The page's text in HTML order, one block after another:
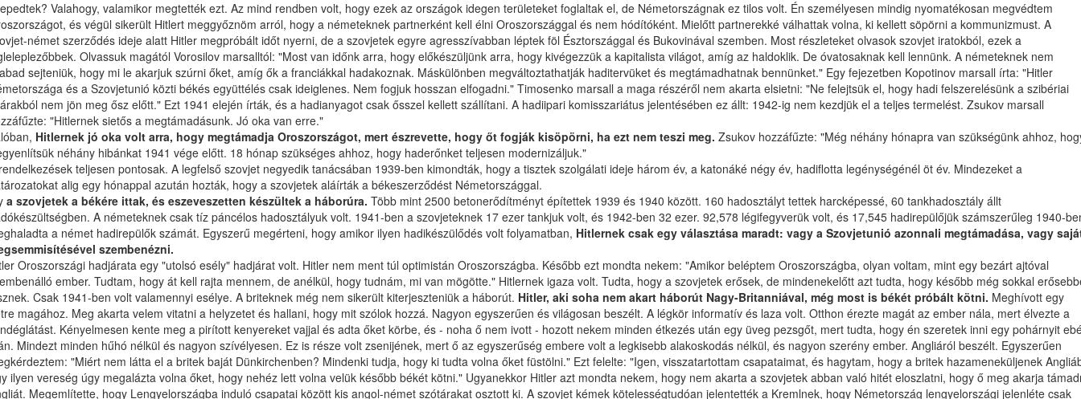
Valahogy, valamikor megtették ezt. Az mind rendben volt, hogy ezek az országok idegen területeket foglaltak el, de Németországnak ez tilos volt. Én személyesen mindig nyomatékosan megvédtem
és végül sikerült Hitlert meggyőznöm arról, hogy a németeknek partnerként kell élni Oroszországgal és nem hódítóként. Mielőtt partnerekké válhattak volna, ki kellett söpörni a kommunizmust. A
német szerződés ideje alatt Hitler megpróbált időt nyerni, de a szovjetek egyre agresszívabban léptek föl Észtországgal és Bukovinával szemben. Most részleteket olvasok szovjet iratokból, ezek a
Olvassuk magától Vorosilov marsalltól: "Most van időnk arra, hogy előkészüljünk arra, hogy kivégezzük a kapitalista világot, amíg az haldoklik. De óvatosaknak kell lennünk. A németeknek nem
sejteniük, hogy mi le akarjuk szúrni őket, amíg ők a franciákkal hadakoznak. Máskülönben megváltoztathatják haditervüket és megtámadhatnak bennünket." Egy fejezetben Kopotinov marsall írta: "Hitler
és a Szovjetunió közti békés együttélés csak ideiglenes. Nem fogjuk hosszan elfogadni." Timosenko marsall a maga részéről nem akarta elsietni: "Ne felejtsük el, hogy hadi felszerelésünk a szibériai
nem jön meg ősz előtt." Ezt 1941 elején írták, és a hadianyagot csak ősszel kellett szállítani. A hadiipari komisszariátus jelentésében ez állt: 1942-ig nem kezdjük el a teljes termelést. Zsukov marsall
"Hitlernek sietős a megtámadásunk. Jó oka van erre."
Hitlernek jó oka volt arra, hogy megtámadja Oroszországot, mert észrevette, hogy őt fogják kisöpörni, ha ezt nem teszi meg. Zsukov hozzáfűzte: "Még néhány hónapra van szükségünk ahhoz,
néhány hibánkat 1941 vége előtt. 18 hónap szükséges ahhoz, hogy haderőnket teljesen modernizáljuk."
teljesen pontosak. A legfelső szovjet negyedik tanácsában 1939-ben kimondták, hogy a tisztek szolgálati ideje három év, a katonáké négy év, hadiflotta legénységénél öt év. Mindezeket a
alig egy hónappal azután hozták, hogy a szovjetek aláírták a békeszerződést Németországgal.
a szovjetek a békére ittak, és eszeveszetten készültek a háborúra. Több mint 2500 betonerődítményt építettek 1939 és 1940 között. 160 hadosztályt tettek harcképessé, 60 tankhadosztály állt
A németeknek csak tíz páncélos hadosztályuk volt. 1941-ben a szovjeteknek 17 ezer tankjuk volt, és 1942-ben 32 ezer. 92,578 légifegyverük volt, és 17,545 hadirepülőjük számszerűleg 1940-
a német hadirepülők számát. Egyszerű megérteni, hogy amikor ilyen hadikészülődés volt folyamatban, Hitlernek csak egy választása maradt: vagy a Szovjetunió azonnali megtámadása, vagy
szembenézni.
Oroszországi hadjárata egy "utolsó esély" hadjárat volt. Hitler nem ment túl optimistán Oroszországba. Később ezt mondta nekem: "Amikor beléptem Oroszországba, olyan voltam, mint egy bezárt ajtóval
ember. Tudtam, hogy át kell rajta mennem, de anélkül, hogy tudnám, mi van mögötte." Hitlernek igaza volt. Tudta, hogy a szovjetek erősek, de mindenekelőtt azt tudta, hogy később még sokkal
Csak 1941-ben volt valamennyi esélye. A briteknek még nem sikerült kiterjeszteniük a háborút. Hitler, aki soha nem akart háborút Nagy-Britanniával, még most is békét próbált kötni. Meghívott egy
magához. Meg akarta velem vitatni a helyzetet és hallani, hogy mit szólok hozzá. Nagyon egyszerűen és világosan beszélt. A légkör informatív és laza volt. Otthon érezte magát az ember nála, mert élvezte a
Kényelmesen kente meg a pirított kenyereket vajjal és adta őket körbe, és - noha ő nem ivott - hozott nekem minden étkezés után egy üveg pezsgőt, mert tudta, hogy én szeretek inni egy pohárnyit
Mindezt minden hűhó nélkül és nagyon szívélyesen. Ez is része volt zsenijének, mert ő az egyszerűség embere volt a legkisebb alakoskodás nélkül, és nagyon szerény ember. Angliáról beszélt. Egyszerűen
"Miért nem látta el a britek baját Dünkirchenben? Mindenki tudja, hogy ki tudta volna őket füstölni." Ezt felelte: "Igen, visszatartottam csapataimat, és hagytam, hogy a britek hazameneküljenek
ilyen vereség úgy megalázta volna őket, hogy nehéz lett volna velük később békét kötni." Ugyanekkor Hitler azt mondta nekem, hogy nem akarta a szovjetek abban való hitét eloszlatni, hogy ő meg akarja
Megemlítette, hogy Lengyelországba induló csapatai között kis angol-német szótárakat osztott ki. A szovjet kémek kötelességtudóan jelentették a Kremlnek, hogy Németország lengyelországi jelenléte csak